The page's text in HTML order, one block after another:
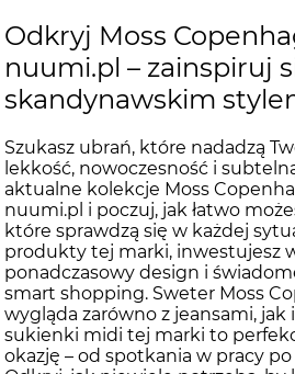
Odkryj Moss
nuumi.pl – zainspiruj
skandynawskim
Szukasz ubrań, które nadadzą
lekkość, nowoczesność i
aktualne kolekcje Moss
nuumi.pl i poczuj, jak łatwo
które sprawdzą się w każdej
produkty tej marki, inwestujesz
ponadczasowy design i
smart shopping. Sweter Moss
wygląda zarówno z jeansami, jak
sukienki midi tej marki to
okazję – od spotkania w pracy